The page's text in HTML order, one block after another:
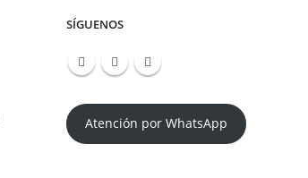
SÍGUENOS
Atención por WhatsApp